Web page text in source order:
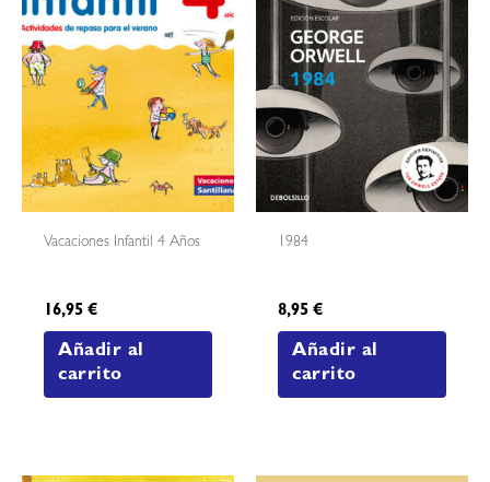
Vacaciones Infantil 4 Años
16,95€
Añadir al
carrito
1984
8,95€
Añadir al
carrito